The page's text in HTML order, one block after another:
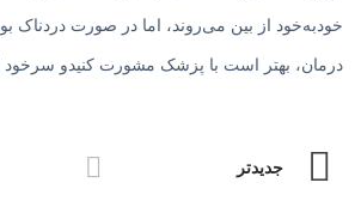
خودبه‌خود از بین می‌روند، اما در صورت دردناک
درمان، بهتر است با پزشک مشورت کنیدو سرخود
جدیدتر